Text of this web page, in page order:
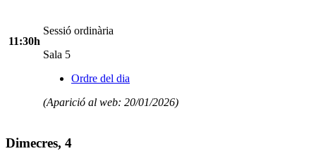
11:30h
Sessió ordinària
Sala 5
Ordre del dia
(Aparició al web: 20/01/2026)
Dimecres, 4